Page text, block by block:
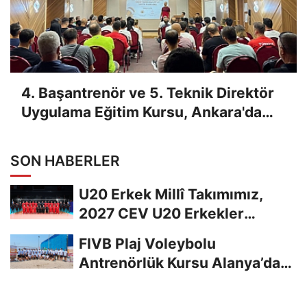
4. Başantrenör ve 5. Teknik Direktör
Uygulama Eğitim Kursu, Ankara'da
SON HABERLER
U20 Erkek Millî Takımımız,
2027 CEV U20 Erkekler
FIVB Plaj Voleybolu
Antrenörlük Kursu Alanya’da